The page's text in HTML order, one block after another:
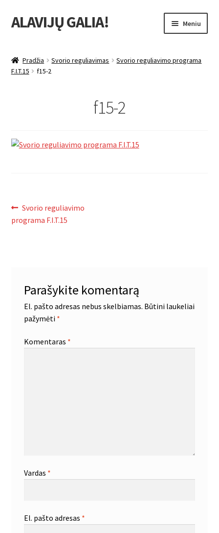
Pereiti
prie
Pereiti
prie
ALAVIJŲ GALIA! Meniu
Nuolaidos
Pradžia Svorio reguliavimas
Svorio reguliavimo programa
F.I.T.15
f15-2
f15-2
Navigacija
tarp
Ankstenis
įrašas:
Svorio reguliavimo
programa F.I.T.15
Parašykite komentarą
El. pašto adresas nebus skelbiamas. Būtini laukeliai
pažymėti *
Komentaras *
Vardas *
El. pašto adresas *